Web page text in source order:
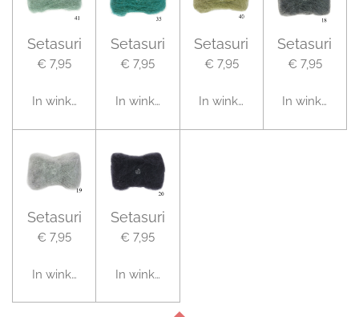
Setasuri
€ 7,95
In winkelwagen
Setasuri
€ 7,95
In winkelwagen
Setasuri
€ 7,95
In winkelwagen
Setasuri
€ 7,95
In
Setasuri
€ 7,95
In winkelwagen
Setasuri
€ 7,95
In winkelwagen